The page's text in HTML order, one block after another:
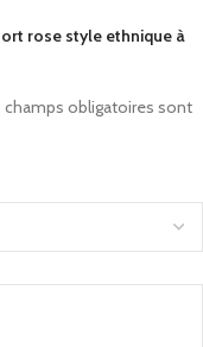
rose style ethnique à
champs obligatoires sont